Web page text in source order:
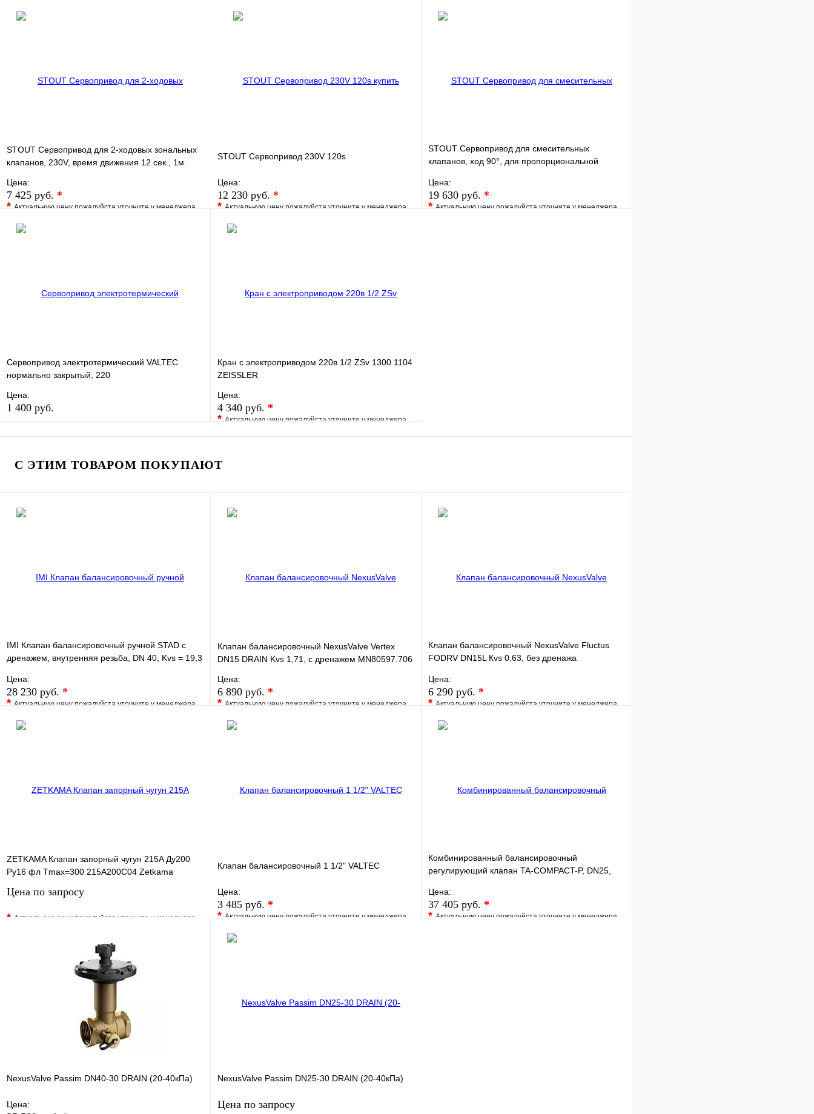
В избранное В избранное В избранное
STOUT Сервопривод для 2-ходовых зональных
клапанов, 230V, время движения 12 сек., 1м.
Цена:
7 425 руб. *
*Актуальную цену пожалуйста уточните у менеджера
В избранное
STOUT Сервопривод 230V 120s
Цена:
12 230 руб. *
*Актуальную цену пожалуйста уточните у менеджера
В избранное
STOUT Сервопривод для смесительных
клапанов, ход 90°, для пропорциональной
Цена:
19 630 руб. *
*Актуальную цену пожалуйста уточните у менеджера
Сервопривод электротермический VALTEC
нормально закрытый, 220
Цена:
1 400 руб.
Кран с электроприводом 220в 1/2 ZSv 1300 1104
ZEISSLER
Цена:
4 340 руб. *
*Актуальную цену пожалуйста уточните у менеджера
В избранное Сравнение
В корзину
С ЭТИМ ТОВАРОМ ПОКУПАЮТ
IMI Клапан балансировочный ручной STAD с
дренажем, внутренняя резьба, DN 40, Kvs = 19,3
Цена:
28 230 руб. *
*Актуальную цену пожалуйста уточните у менеджера
В избранное
Клапан балансировочный NexusValve Vertex
DN15 DRAIN Kvs 1,71, с дренажем MN80597.706
Цена:
6 890 руб. *
*Актуальную цену пожалуйста уточните у менеджера
В избранное
Клапан балансировочный NexusValve Fluctus
FODRV DN15L Кvs 0,63, без дренажа
Цена:
6 290 руб. *
*Актуальную цену пожалуйста уточните у менеджера
В избранное
ZETKAMA Клапан запорный чугун 215A Ду200
Ру16 фл Tmax=300 215A200C04 Zetkama
Цена по запросу
*Актуальную цену пожалуйста уточните у менеджера
Запросить цену
Клапан балансировочный 1 1/2" VALTEC
Цена:
3 485 руб. *
*Актуальную цену пожалуйста уточните у менеджера
В избранное
Комбинированный балансировочный
регулирующий клапан TA-COMPACT-P, DN25,
Цена:
37 405 руб. *
*Актуальную цену пожалуйста уточните у менеджера
NexusValve Passim DN40-30 DRAIN (20-40кПа)
Цена:
NexusValve Passim DN25-30 DRAIN (20-40кПа)
Цена по запросу